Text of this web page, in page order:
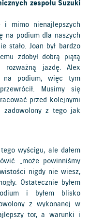
zespołu Suzuki
mimo nienajlepszych
na podium dla naszych
stało. Joan był bardzo
zdobył dobrą piątą
jazdę. Alex
na podium, więc tym
Musimy się
przed kolejnymi
zadowolony z tego jak
wyścigu, ale dałem
„może powinniśmy
nigdy nie wiesz,
Ostatecznie byłem
i byłem blisko
z wykonanej w
tor, a warunki i